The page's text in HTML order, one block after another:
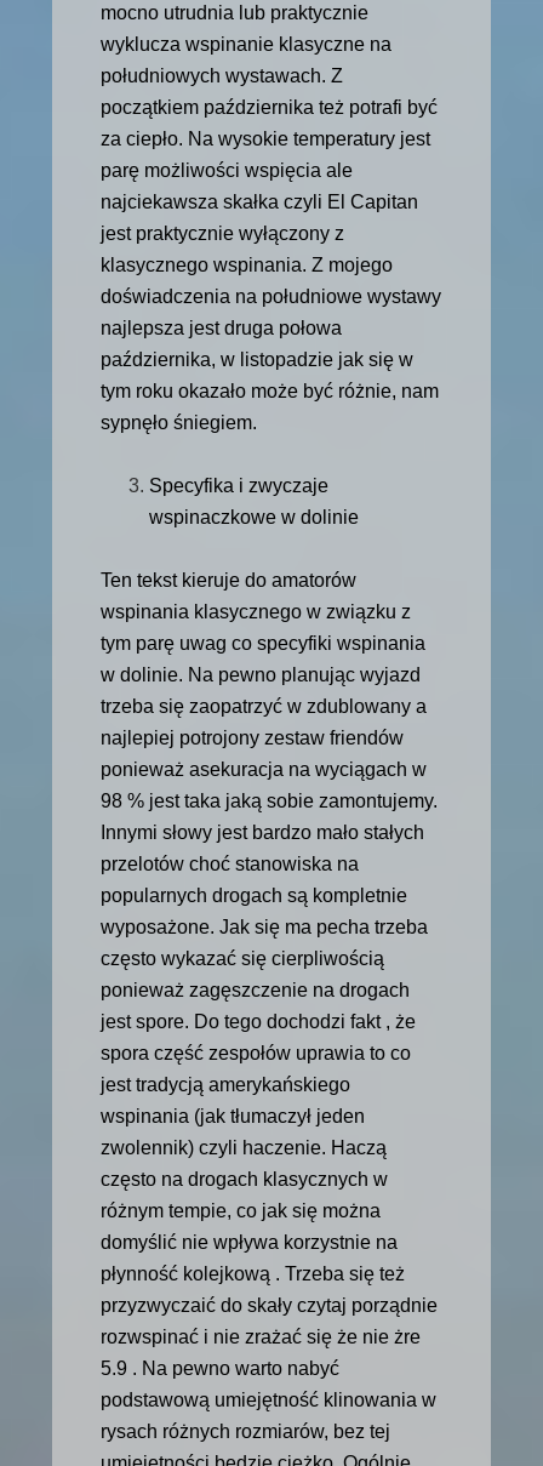
mocno utrudnia lub praktycznie
wyklucza wspinanie klasyczne na
południowych wystawach. Z
początkiem października też potrafi być
za ciepło. Na wysokie temperatury jest
parę możliwości wspięcia ale
najciekawsza skałka czyli El Capitan
jest praktycznie wyłączony z
klasycznego wspinania. Z mojego
doświadczenia na południowe wystawy
najlepsza jest druga połowa
października, w listopadzie jak się w
tym roku okazało może być różnie, nam
sypnęło śniegiem.
Specyfika i zwyczaje
wspinaczkowe w dolinie
Ten tekst kieruje do amatorów
wspinania klasycznego w związku z
tym parę uwag co specyfiki wspinania
w dolinie. Na pewno planując wyjazd
trzeba się zaopatrzyć w zdublowany a
najlepiej potrojony zestaw friendów
ponieważ asekuracja na wyciągach w
98 % jest taka jaką sobie zamontujemy.
Innymi słowy jest bardzo mało stałych
przelotów choć stanowiska na
popularnych drogach są kompletnie
wyposażone. Jak się ma pecha trzeba
często wykazać się cierpliwością
ponieważ zagęszczenie na drogach
jest spore. Do tego dochodzi fakt , że
spora część zespołów uprawia to co
jest tradycją amerykańskiego
wspinania (jak tłumaczył jeden
zwolennik) czyli haczenie. Haczą
często na drogach klasycznych w
różnym tempie, co jak się można
domyślić nie wpływa korzystnie na
płynność kolejkową . Trzeba się też
przyzwyczaić do skały czytaj porządnie
rozwspinać i nie zrażać się że nie żre
5.9 . Na pewno warto nabyć
podstawową umiejętność klinowania w
rysach różnych rozmiarów, bez tej